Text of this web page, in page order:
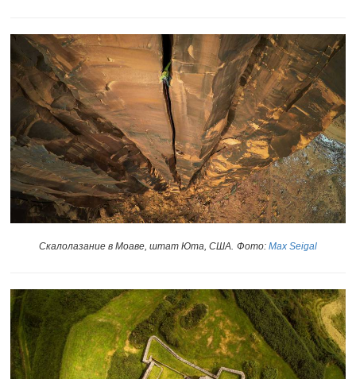
Скалолазание в Моаве, штат Юта, США. Фото: Max Seigal